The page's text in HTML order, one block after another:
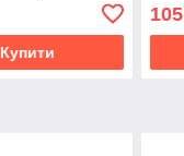
Купити
105